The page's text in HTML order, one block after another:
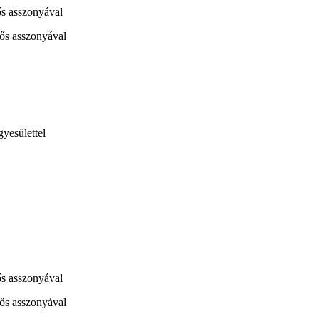
asszonyával
asszonyával
asszonyával
asszonyával